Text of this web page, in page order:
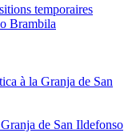
temporaires
Brambila
à la Granja de San
de San Ildefonso